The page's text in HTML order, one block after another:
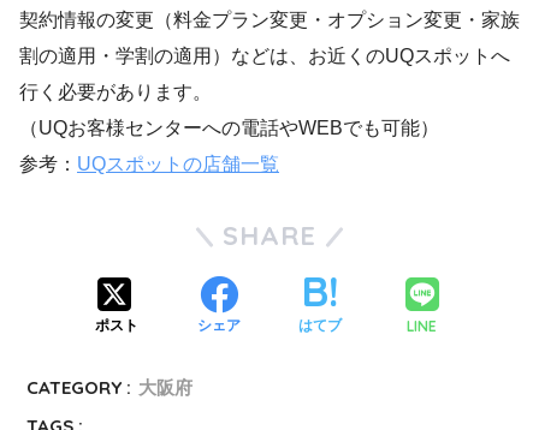
契約情報の変更（料金プラン変更・オプション変更・家族
割の適用・学割の適用）などは、お近くのUQスポットへ
行く必要があります。
（UQお客様センターへの電話やWEBでも可能）
参考： UQスポットの店舗一覧
SHARE
ポスト シェア はてブ LINE
CATEGORY : 大阪府
TAGS :